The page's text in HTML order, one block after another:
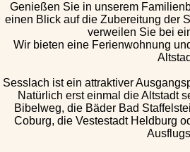
Genießen Sie in unserem
einen Blick auf die Zubereitung der
verweilen Sie bei
Wir bieten eine Ferienwohnung
Sesslach ist ein attraktiver
Natürlich erst einmal die Altstadt
Bibelweg, die Bäder Bad
Coburg, die Vestestadt Heldburg